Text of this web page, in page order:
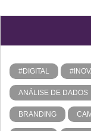
#DIGITAL
ANÁLISE DE DADOS
BRANDING